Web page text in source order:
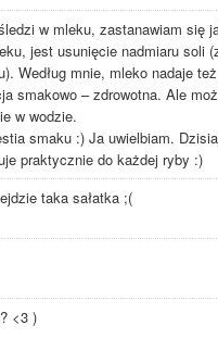
w mleku, zastanawiam się
jest usunięcie nadmiaru soli
Według mnie, mleko nadaje
smakowo – zdrowotna. Ale
w wodzie.
smaku :) Ja uwielbiam.
praktycznie do każdej ryby :)
taka sałatka ;(
<3 )